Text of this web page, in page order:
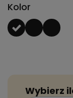
Kolor
Wybierz